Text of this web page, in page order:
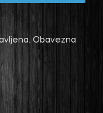
Obavezna